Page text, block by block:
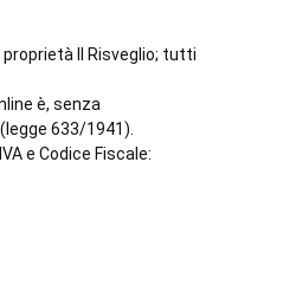
Il Risveglio; tutti
è, senza
633/1941).
e Codice Fiscale: